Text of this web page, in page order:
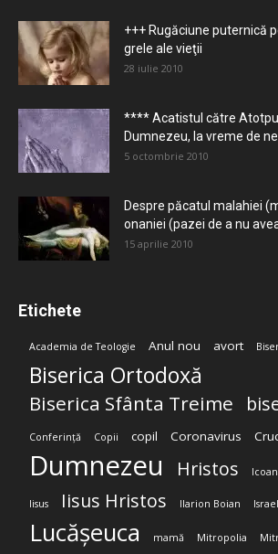
+++ Rugăciune puternică
grele ale vieţii
28 iulie 2010
**** Acatistul către
Dumnezeu, la vreme de
5 octombrie 2010
Despre păcatul malahiei
onaniei (pazei de a nu
15 aprilie 2010
Etichete
Academia de Teologie Anul nou avort
Biserica Ortodoxă
Biserica Sfânta Treime
Conferință Copii copil Coronavirus
Dumnezeu Hristos
Iisus Iisus Hristos Ilarion Boian Israel
Lucășeuca mamă Mitropolia